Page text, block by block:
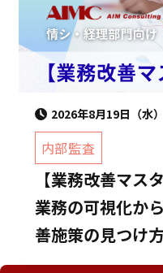
2026年8月19日（水）
内部監査
【業務改善マス
業務の可視化か
善施策の見つけ